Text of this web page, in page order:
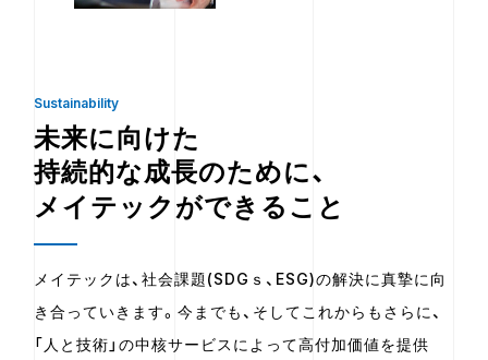
Sustainability
未来に向けた
持続的な成長のために、
メイテックができること
メイテックは、社会課題(SDGｓ、ESG)の解決に真摯に向
き合っていきます。今までも、そしてこれからもさらに、
「人と技術」の中核サービスによって高付加価値を提供